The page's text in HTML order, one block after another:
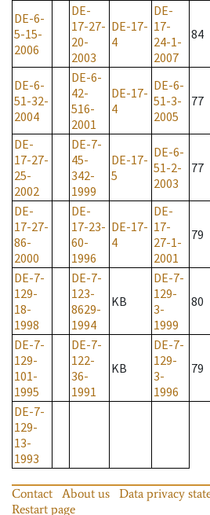
DE-6-
5-15-
2006
DE-
17-27-
20-
2003
DE-17-
4
DE-
17-
24-1-
2007
84
DE-6-
51-32-
2004
DE-6-
42-
516-
2001
DE-17-
4
DE-6-
51-3-
2005
77
DE-
17-27-
25-
2002
DE-7-
45-
342-
1999
DE-17-
5
DE-6-
51-2-
2003
77
DE-
17-27-
86-
2000
DE-
17-23-
60-
1996
DE-17-
4
DE-
17-
27-1-
2001
79
DE-7-
129-
18-
1998
DE-7-
123-
8629-
1994
KB
DE-7-
129-
3-
1999
80
DE-7-
129-
101-
1995
DE-7-
122-
36-
1991
KB
DE-7-
129-
3-
1996
79
DE-7-
129-
13-
1993
Contact About us Data privacy
Restart page